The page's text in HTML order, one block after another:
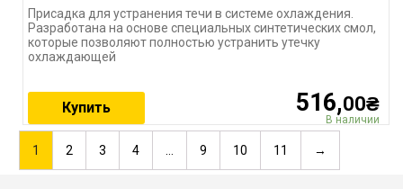
Присадка для устранения течи в системе охлаждения.
Разработана на основе специальных синтетических смол,
которые позволяют полностью устранить утечку
охлаждающей
516,00₴
В наличии
Купить
1 2 3 4 9 10 11 →